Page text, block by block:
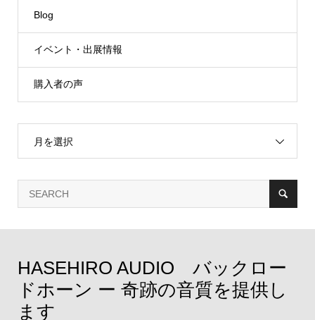
Blog
イベント・出展情報
購入者の声
月を選択
HASEHIRO AUDIO バックロー
ドホーン ー 奇跡の音質を提供し
ます